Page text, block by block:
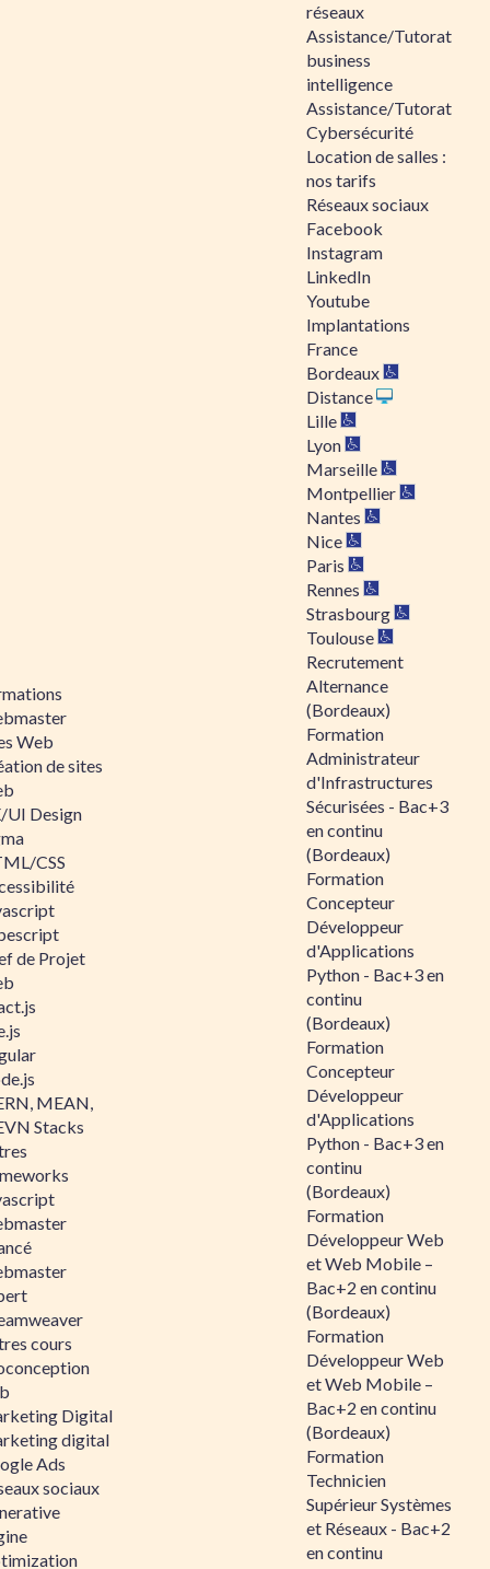
Web
de sites
UI Design
CSS
de Projet
MEAN,
Stacks
cours
Digital
digital
Ads
sociaux
réseaux
Assistance/Tutorat
business
intelligence
Assistance/Tutorat
Cybersécurité
Location de salles :
nos tarifs
Réseaux sociaux
Facebook
Instagram
LinkedIn
Youtube
Implantations
France
Bordeaux
Distance
Lille
Lyon
Marseille
Montpellier
Nantes
Nice
Paris
Rennes
Strasbourg
Toulouse
Recrutement
Alternance
(Bordeaux)
Formation
Administrateur
d'Infrastructures
Sécurisées - Bac+3
en continu
(Bordeaux)
Formation
Concepteur
Développeur
d'Applications
Python - Bac+3 en
continu
(Bordeaux)
Formation
Concepteur
Développeur
d'Applications
Python - Bac+3 en
continu
(Bordeaux)
Formation
Développeur Web
et Web Mobile –
Bac+2 en continu
(Bordeaux)
Formation
Développeur Web
et Web Mobile –
Bac+2 en continu
(Bordeaux)
Formation
Technicien
Supérieur Systèmes
et Réseaux - Bac+2
en continu